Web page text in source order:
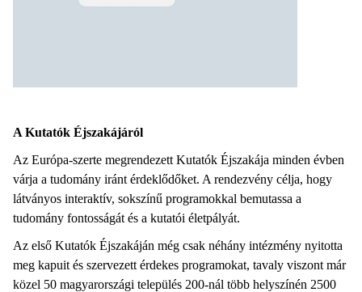
A Kutatók Éjszakájáról
Az Európa-szerte megrendezett Kutatók Éjszakája minden évben
várja a tudomány iránt érdeklődőket. A rendezvény célja, hogy
látványos interaktív, sokszínű programokkal bemutassa a
tudomány fontosságát és a kutatói életpályát.
Az első Kutatók Éjszakáján még csak néhány intézmény nyitotta
meg kapuit és szervezett érdekes programokat, tavaly viszont már
közel 50 magyarországi település 200-nál több helyszínén 2500